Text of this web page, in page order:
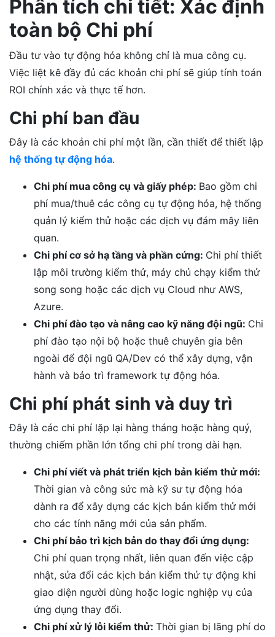
Phân tích chi tiết: Xác định
toàn bộ Chi phí
Đầu tư vào tự động hóa không chỉ là mua công cụ.
Việc liệt kê đầy đủ các khoản chi phí sẽ giúp tính toán
ROI chính xác và thực tế hơn.
Chi phí ban đầu
Đây là các khoản chi phí một lần, cần thiết để thiết lập
hệ thống tự động hóa.
Chi phí mua công cụ và giấy phép: Bao gồm chi
phí mua/thuê các công cụ tự động hóa, hệ thống
quản lý kiểm thử hoặc các dịch vụ đám mây liên
quan.
Chi phí cơ sở hạ tầng và phần cứng: Chi phí thiết
lập môi trường kiểm thử, máy chủ chạy kiểm thử
song song hoặc các dịch vụ Cloud như AWS,
Azure.
Chi phí đào tạo và nâng cao kỹ năng đội ngũ: Chi
phí đào tạo nội bộ hoặc thuê chuyên gia bên
ngoài để đội ngũ QA/Dev có thể xây dựng, vận
hành và bảo trì framework tự động hóa.
Chi phí phát sinh và duy trì
Đây là các chi phí lặp lại hàng tháng hoặc hàng quý,
thường chiếm phần lớn tổng chi phí trong dài hạn.
Chi phí viết và phát triển kịch bản kiểm thử mới:
Thời gian và công sức mà kỹ sư tự động hóa
dành ra để xây dựng các kịch bản kiểm thử mới
cho các tính năng mới của sản phẩm.
Chi phí bảo trì kịch bản do thay đổi ứng dụng:
Chi phí quan trọng nhất, liên quan đến việc cập
nhật, sửa đổi các kịch bản kiểm thử tự động khi
giao diện người dùng hoặc logic nghiệp vụ của
ứng dụng thay đổi.
Chi phí xử lý lỗi kiểm thử: Thời gian bị lãng phí do